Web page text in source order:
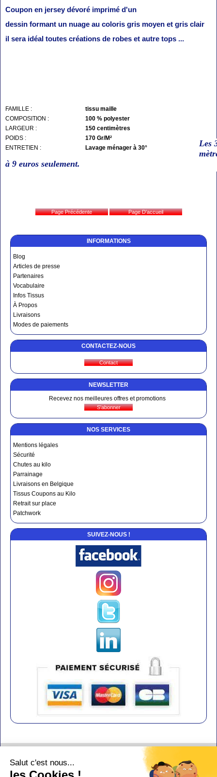
INFORMATIONS
Blog
Articles de presse
Partenaires
Vocabulaire
Infos Tissus
À Propos
Livraisons
Modes de paiements
CONTACTEZ-NOUS
NEWSLETTER
Recevez nos meilleures offres et promotions
NOS SERVICES
Mentions légales
Sécurité
Chutes au kilo
Parrainage
Livraisons en Belgique
Tissus Coupons au Kilo
Retrait sur place
Patchwork
SUIVEZ-NOUS !
Coupon en jersey dévoré imprimé d'un
dessin formant un nuage au coloris gris moyen et gris clair
il sera idéal toutes créations de robes et autre tops ...
FAMILLE :
tissu maille
COMPOSITION :
100 % polyester
LARGEUR :
150 centimètres
POIDS :
170 Gr/M²
ENTRETIEN :
Lavage ménager à 30°
Les
à 9 euros seulement.
Salut c'est nous...